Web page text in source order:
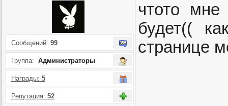
Сообщений: 99
Группа: Администраторы
Награды: 5
Репутация: 52
чтото мне
будет((
странице